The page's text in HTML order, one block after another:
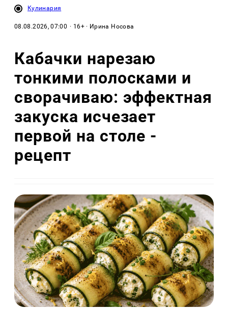
Кулинария
08.08.2026, 07:00 · 16+ · Ирина Носова
Кабачки нарезаю
тонкими полосками и
сворачиваю: эффектная
закуска исчезает
первой на столе -
рецепт